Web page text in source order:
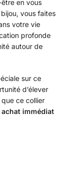
en vous
vous faites
votre vie
profonde
autour de
sur ce
d’élever
ce collier
achat immédiat